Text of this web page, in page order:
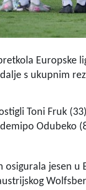
Europske
s ukupnim
Toni Fruk
Odubeko
osigurala jesen u